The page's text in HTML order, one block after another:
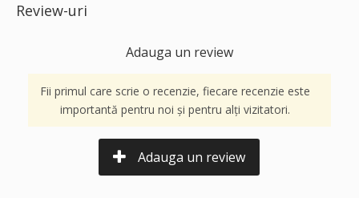
Review-uri
Adauga un review
Fii primul care scrie o recenzie, fiecare recenzie este
importantă pentru noi și pentru alți vizitatori.
Adauga un review